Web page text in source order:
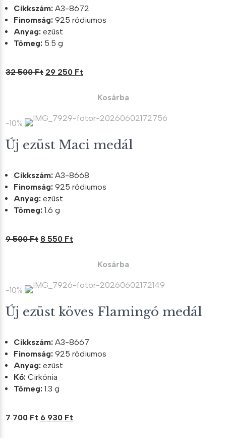
Cikkszám: A3-8672
Finomság: 925 ródiumos
Anyag: ezüst
Tömeg: 5.5 g
32 500Ft Original
500 Ft.
29 250 Ft
250 Ft.
Kosárba
-10%
Új ezüst Maci medál
Cikkszám: A3-8668
Finomság: 925 ródiumos
Anyag: ezüst
Tömeg: 1.6 g
9 500Ft Original
500 Ft.
8 550 Ft
550 Ft.
Kosárba
-10%
Új ezüst köves Flamingó medál
Cikkszám: A3-8667
Finomság: 925 ródiumos
Anyag: ezüst
Kő: Cirkónia
Tömeg: 1.3 g
7 700Ft Original
6 930 Ft